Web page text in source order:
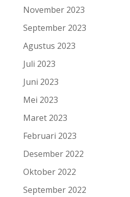
November 2023
September 2023
Agustus 2023
Juli 2023
Juni 2023
Mei 2023
Maret 2023
Februari 2023
Desember 2022
Oktober 2022
September 2022